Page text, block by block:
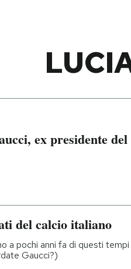
ex presidente
del calcio italiano
a pochi anni fa di questi
Gaucci?)